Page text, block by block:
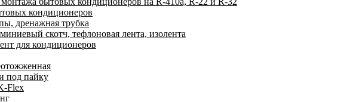
кондиционеров
дренажная трубка
скотч, тефлоновая лента, изолента
для кондиционеров
под пайку
Flex